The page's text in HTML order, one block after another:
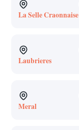
La Selle Craonnaise
Laubrieres
Meral